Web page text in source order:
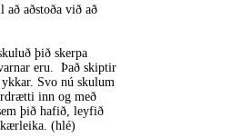
aðstoða við að
þið skerpa
eru. Það skiptir
Svo nú skulum
inn og með
þið hafið, leyfið
(hlé)